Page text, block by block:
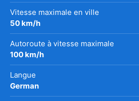
Vitesse maximale en ville
50 km/h
Autoroute à vitesse maximale
100 km/h
Langue
German